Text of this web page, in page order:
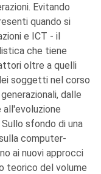
Evitando
quando si
e ICT - il
che tiene
oltre a quelli
soggetti nel corso
dalle
sfondo di una
computer-
ai nuovi approcci
teorico del volume